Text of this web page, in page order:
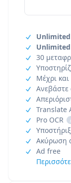
Unlimited
Unlimited
30
Μέχρι και
Ανεβάστε
Translate
Pro OCR
i
Ακύρωση
Ad free